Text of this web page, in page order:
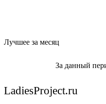
Лучшее за месяц
За данный
LadiesProject.ru